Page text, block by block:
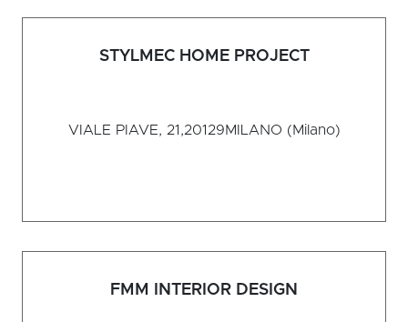
STYLMEC HOME PROJECT
VIALE PIAVE, 21,20129MILANO (Milano)
FMM INTERIOR DESIGN